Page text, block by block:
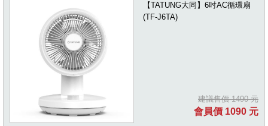
【TATUNG大同】6吋AC循環扇
(TF-J6TA)
建議售價 1490 元
會員價 1090 元